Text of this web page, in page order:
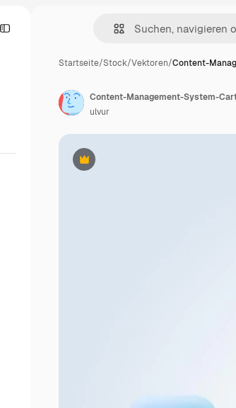
Startseite/Stock/Vektoren/Content-
Premium
Content-Management-System-
ulvur